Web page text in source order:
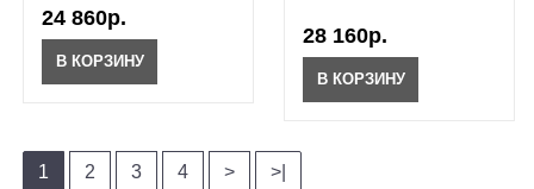
24 860р.
В КОРЗИНУ
28 160р.
В КОРЗИНУ
1 2 3 4 > >|